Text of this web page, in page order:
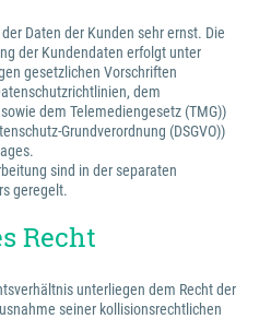
Daten der Kunden sehr ernst. Die
der Kundendaten erfolgt unter
gesetzlichen Vorschriften
dem
dem Telemediengesetz (TMG))
Grundverordnung (DSGVO))
sind in der separaten
geregelt.
Recht
unterliegen dem Recht der
seiner kollisionsrechtlichen